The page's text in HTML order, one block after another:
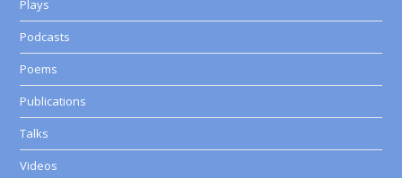
Plays
Podcasts
Poems
Publications
Talks
Videos